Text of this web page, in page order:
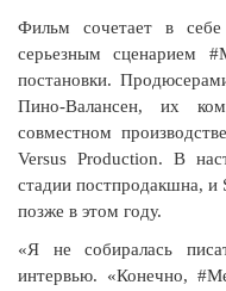
Фильм сочетает в
серьезным сценарием
постановки.
Пино-Валансен, их
совместном
Versus Production. В
стадии постпродакшна, и
позже в этом году.
«Я не собиралась
интервью. «Конечно,